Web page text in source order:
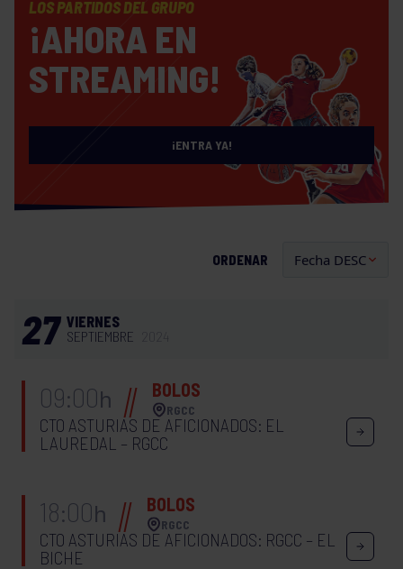
LOS PARTIDOS DEL GRUPO
¡AHORA EN
STREAMING!
¡ENTRA YA!
ORDENAR
27 VIERNES
SEPTIEMBRE
09:00h BOLOS
RGCC
CTO ASTURIAS DE AFICIONADOS: EL
LAUREDAL – RGCC
18:00h BOLOS
RGCC
CTO ASTURIAS DE AFICIONADOS: RGCC – EL
BICHE